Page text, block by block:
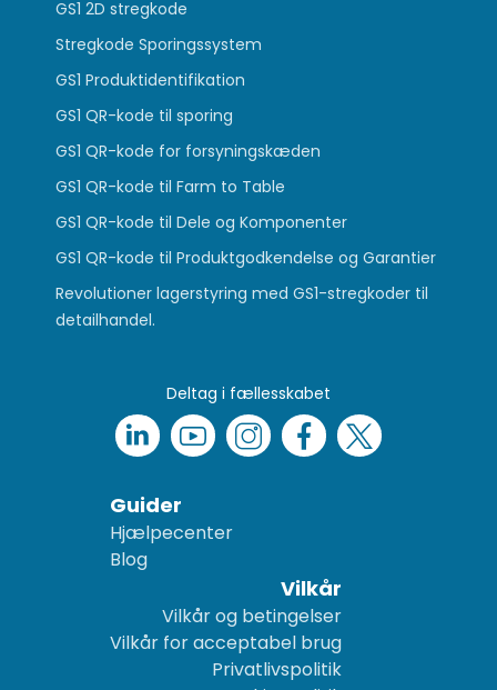
GS1 2D stregkode
Stregkode Sporingssystem
GS1 Produktidentifikation
GS1 QR-kode til sporing
GS1 QR-kode for forsyningskæden
GS1 QR-kode til Farm to Table
GS1 QR-kode til Dele og Komponenter
GS1 QR-kode til Produktgodkendelse og Garantier
Revolutioner lagerstyring med GS1-stregkoder til
detailhandel.
Deltag i fællesskabet
Guider
Hjælpecenter
Blog
Vilkår
Vilkår og betingelser
Vilkår for acceptabel brug
Privatlivspolitik